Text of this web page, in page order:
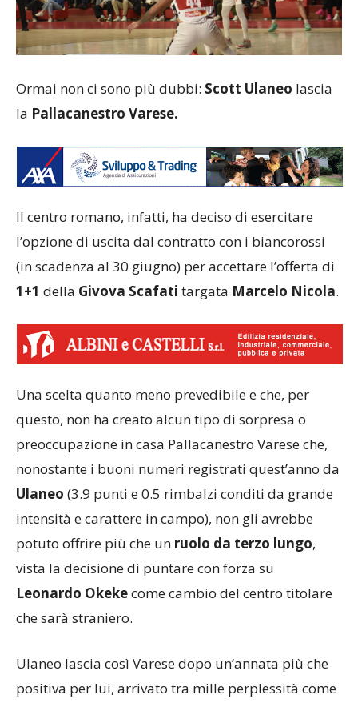
Ormai non ci sono più dubbi: Scott Ulaneo lascia
la Pallacanestro Varese.
Il centro romano, infatti, ha deciso di esercitare
l’opzione di uscita dal contratto con i biancorossi
(in scadenza al 30 giugno) per accettare l’offerta di
1+1 della Givova Scafati targata Marcelo Nicola.
Una scelta quanto meno prevedibile e che, per
questo, non ha creato alcun tipo di sorpresa o
preoccupazione in casa Pallacanestro Varese che,
nonostante i buoni numeri registrati quest’anno da
Ulaneo (3.9 punti e 0.5 rimbalzi conditi da grande
intensità e carattere in campo), non gli avrebbe
potuto offrire più che un ruolo da terzo lungo,
vista la decisione di puntare con forza su
Leonardo Okekecome cambio del centro titolare
che sarà straniero.
Ulaneo lascia così Varese dopo un’annata più che
positiva per lui, arrivato tra mille perplessità come